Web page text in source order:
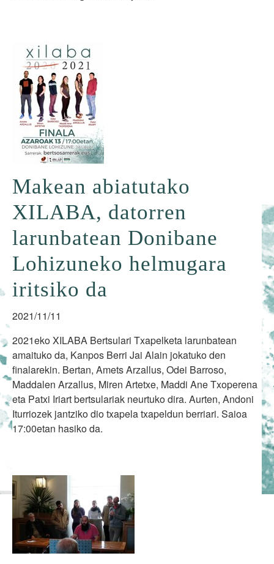
Makean abiatutako
XILABA, datorren
larunbatean Donibane
Lohizuneko helmugara
iritsiko da
2021/11/11
2021eko XILABA Bertsulari Txapelketa larunbatean
amaituko da, Kanpos Berri Jai Alain jokatuko den
finalarekin. Bertan, Amets Arzallus, Odei Barroso,
Maddalen Arzallus, Miren Artetxe, Maddi Ane Txoperena
eta Patxi Iriart bertsulariak neurtuko dira. Aurten, Andoni
Iturriozek jantziko dio txapela txapeldun berriari. Saioa
17:00etan hasiko da.